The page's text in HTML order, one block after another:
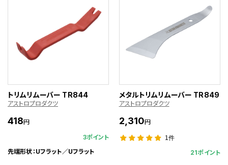
トリムリムーバー TR844
アストロプロダクツ
418円
3ポイント
先端形状：Uフラット／Uフラット
メタルトリムリムーバー TR849
アストロプロダクツ
2,310円
1件
21ポイント